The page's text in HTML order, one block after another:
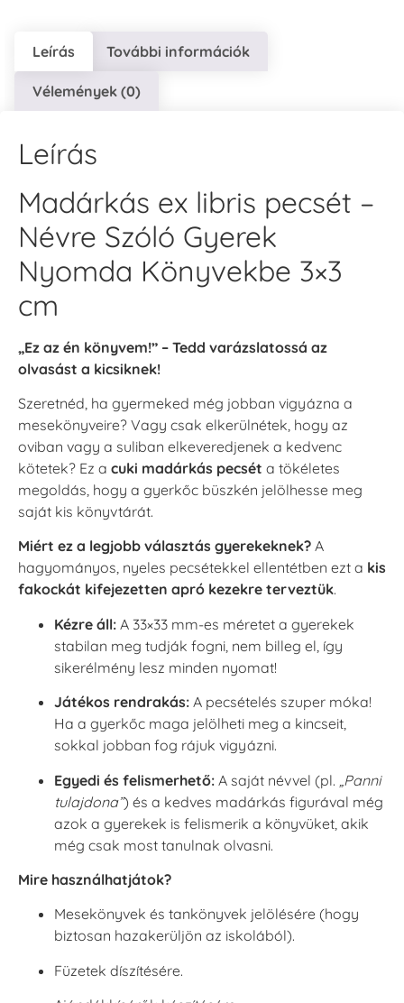
Leírás További információk
Vélemények (0)
Leírás
Madárkás ex libris pecsét –
Névre Szóló Gyerek
Nyomda Könyvekbe 3×3
cm
„Ez az én könyvem!” – Tedd varázslatossá az
olvasást a kicsiknek!
Szeretnéd, ha gyermeked még jobban vigyázna a
mesekönyveire? Vagy csak elkerülnétek, hogy az
oviban vagy a suliban elkeveredjenek a kedvenc
kötetek? Ez a cuki madárkás pecsét a tökéletes
megoldás, hogy a gyerkőc büszkén jelölhesse meg
saját kis könyvtárát.
Miért ez a legjobb választás gyerekeknek? A
hagyományos, nyeles pecsétekkel ellentétben ezt a kis
fakockát kifejezetten apró kezekre terveztük.
Kézre áll: A 33×33 mm-es méretet a gyerekek
stabilan meg tudják fogni, nem billeg el, így
sikerélmény lesz minden nyomat!
Játékos rendrakás: A pecsételés szuper móka!
Ha a gyerkőc maga jelölheti meg a kincseit,
sokkal jobban fog rájuk vigyázni.
Egyedi és felismerhető: A saját névvel (pl. „Panni
tulajdona”) és a kedves madárkás figurával még
azok a gyerekek is felismerik a könyvüket, akik
még csak most tanulnak olvasni.
Mire használhatjátok?
Mesekönyvek és tankönyvek jelölésére (hogy
biztosan hazakerüljön az iskolából).
Füzetek díszítésére.